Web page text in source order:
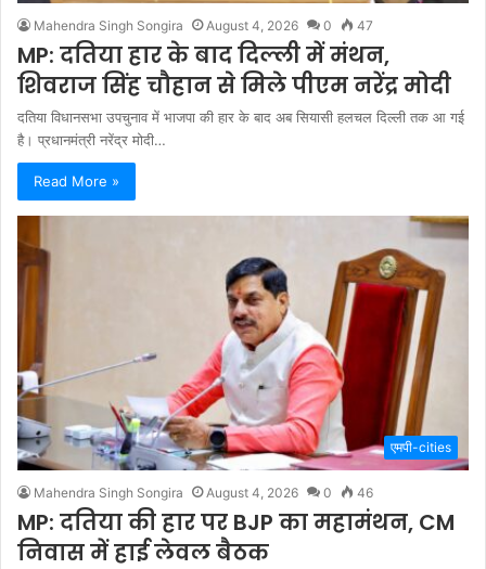
Mahendra Singh Songira August 4, 2026 0 47
MP: दतिया हार के बाद दिल्ली में मंथन,
शिवराज सिंह चौहान से मिले पीएम नरेंद्र मोदी
दतिया विधानसभा उपचुनाव में भाजपा की हार के बाद अब सियासी हलचल दिल्ली तक आ गई
है। प्रधानमंत्री नरेंद्र मोदी…
Read More »
एमपी-cities
Mahendra Singh Songira August 4, 2026 0 46
MP: दतिया की हार पर BJP का महामंथन, CM
निवास में हाई लेवल बैठक